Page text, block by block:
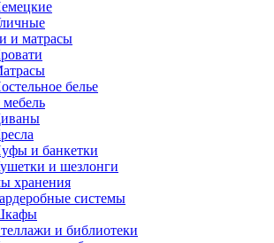
и матрасы
белье
и банкетки
и шезлонги
хранения
системы
и библиотеки